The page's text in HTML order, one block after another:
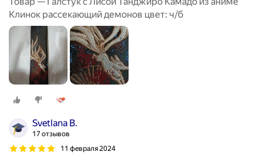
Клинок рассекающий демонов цвет: ч/б
Svetlana B.
17 отзывов
11 февраля 2024